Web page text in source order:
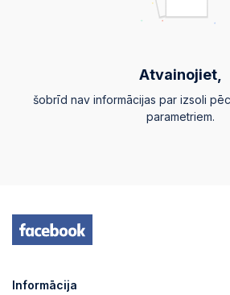
Atvainojiet,
šobrīd nav informācijas par izsoli
parametriem.
Informācija